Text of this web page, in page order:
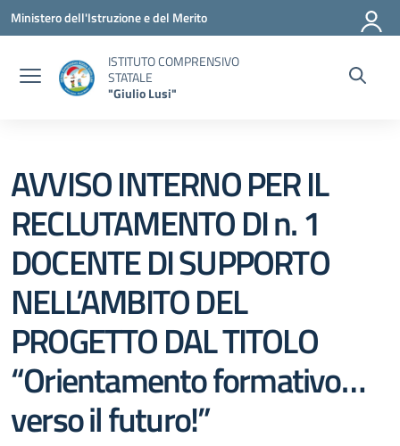
Vai ai contenuti
Vai al menu di navigazione
Vai al footer
Ministero dell'Istruzione e del Merito
ISTITUTO COMPRENSIVO
STATALE
"Giulio Lusi"
AVVISO INTERNO PER IL
RECLUTAMENTO DI n. 1
DOCENTE DI SUPPORTO
NELL’AMBITO DEL
PROGETTO DAL TITOLO
“Orientamento formativo…
verso il futuro!”